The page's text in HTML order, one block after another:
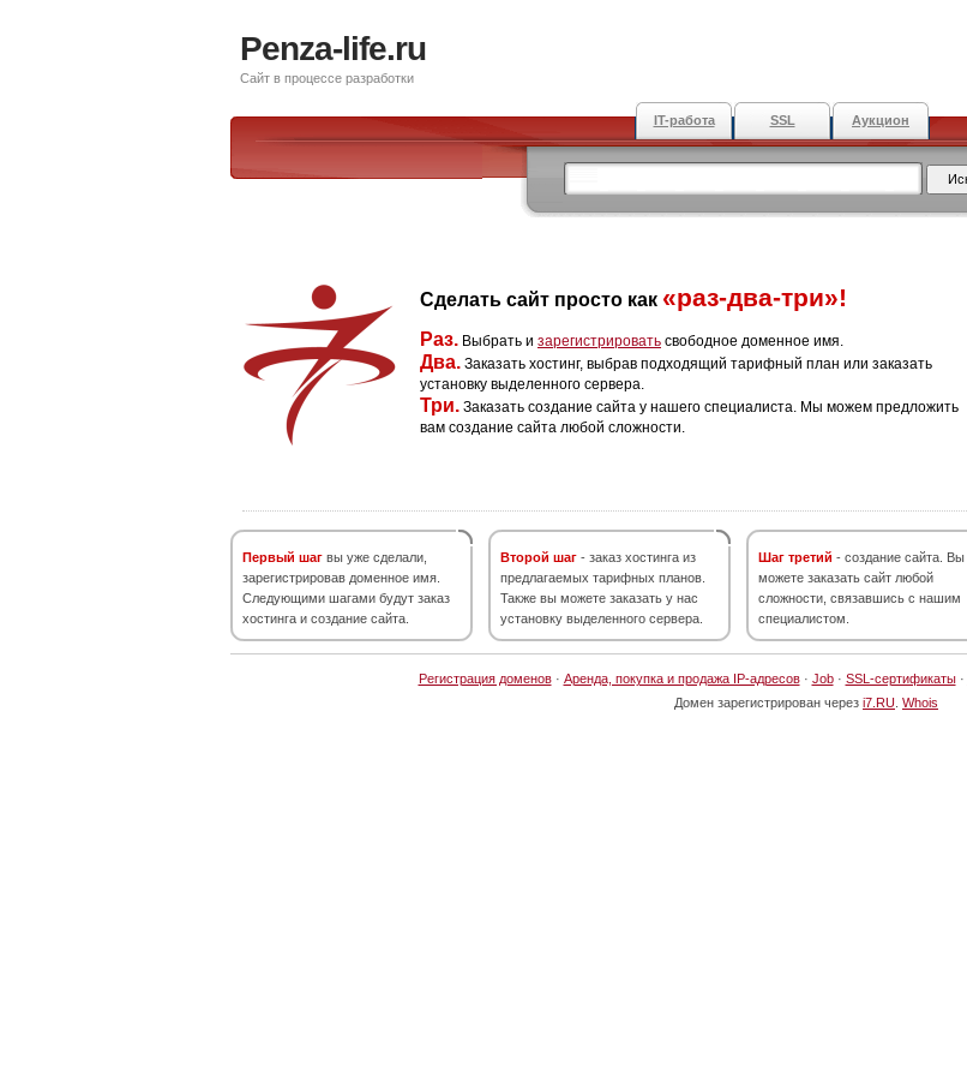
Penza-life.ru
Сайт в процессе разработки
IT-работа SSL Аукцион
Сделать сайт просто как «раз-два-три»!
Раз. Выбрать и зарегистрировать свободное доменное имя.
Два. Заказать хостинг, выбрав подходящий тарифный план или заказать
установку выделенного сервера.
Три. Заказать создание сайта у нашего специалиста. Мы можем предложить
вам создание сайта любой сложности.
Первый шаг вы уже сделали,
зарегистрировав доменное имя.
Следующими шагами будут заказ
хостинга и создание сайта.
Второй шаг - заказ хостинга из
предлагаемых тарифных планов.
Также вы можете заказать у нас
установку выделенного сервера.
Шаг третий - создание сайта. Вы
можете заказать сайт любой
сложности, связавшись с нашим
специалистом.
Регистрация доменов· Аренда, покупка и продажа IP-адресов· Job· SSL-сертификаты·
Домен зарегистрирован через i7.RU Whois